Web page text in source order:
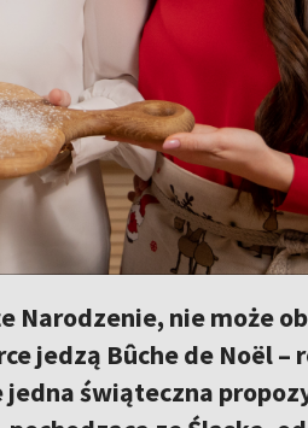
Narodzenie, nie może
jedzą Bûche de Noël –
świąteczna